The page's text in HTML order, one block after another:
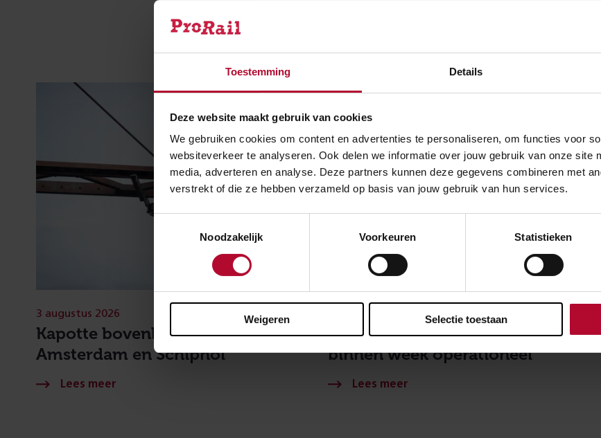
Toestemming Details
Deze website maakt gebruik van cookies
We gebruiken cookies om content en advertenties te personaliseren, om functies voor
websiteverkeer te analyseren. Ook delen we informatie over jouw gebruik van onze site
media, adverteren en analyse. Deze partners kunnen deze gegevens combineren met
verstrekt of die ze hebben verzameld op basis van jouw gebruik van hun services.
Noodzakelijk
Voorkeuren Statistieken
Weigeren Selectie toestaan
Kapotte bovenleiding tussen
Amsterdam en Schiphol
3 augustus 2026
Tijdelijk onderstation Woerden
binnen week operationeel